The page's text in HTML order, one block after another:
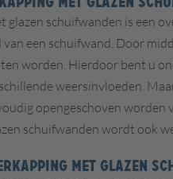
glazen schuifwanden is een
een schuifwand. Door
worden. Hierdoor bent u
weersinvloeden.
opengeschoven worden
schuifwanden wordt ook
MET GLAZEN